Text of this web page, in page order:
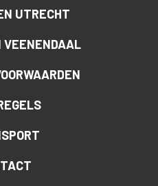
UTRECHT
VEENENDAAL